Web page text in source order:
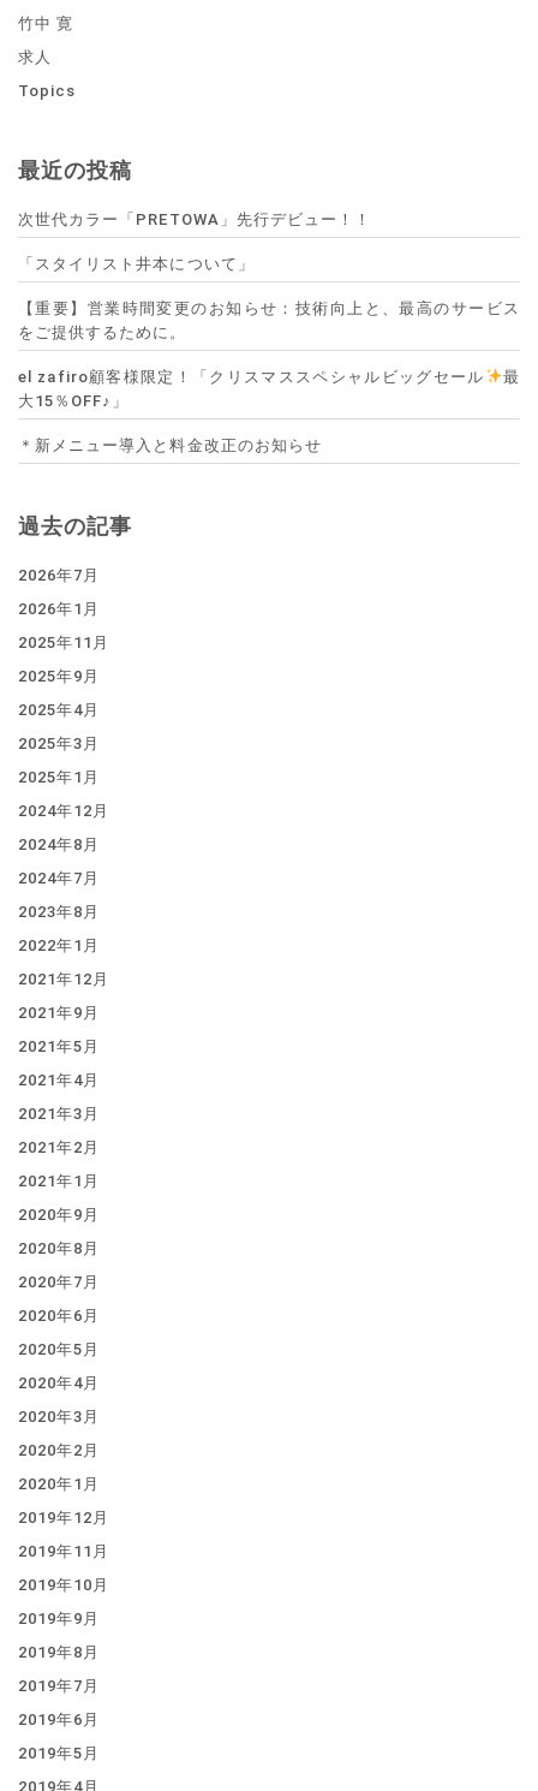
竹中 寛
求人
Topics
最近の投稿
次世代カラー「PRETOWA」先行デビュー！！
「スタイリスト井本について」
【重要】営業時間変更のお知らせ：技術向上と、最高のサービス
をご提供するために。
el zafiro顧客様限定！「クリスマススペシャルビッグセール
最
大15％OFF♪」
＊新メニュー導入と料金改正のお知らせ
過去の記事
2026年7月
2026年1月
2025年11月
2025年9月
2025年4月
2025年3月
2025年1月
2024年12月
2024年8月
2024年7月
2023年8月
2022年1月
2021年12月
2021年9月
2021年5月
2021年4月
2021年3月
2021年2月
2021年1月
2020年9月
2020年8月
2020年7月
2020年6月
2020年5月
2020年4月
2020年3月
2020年2月
2020年1月
2019年12月
2019年11月
2019年10月
2019年9月
2019年8月
2019年7月
2019年6月
2019年5月
2019年4月